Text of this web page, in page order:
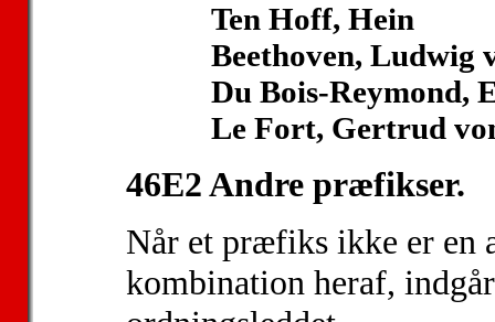
Ten Hoff, Hein
Beethoven, Ludwig
Du Bois-Reymond,
Le Fort, Gertrud
46E2 Andre præfikser.
Når et præfiks ikke er en
kombination heraf,